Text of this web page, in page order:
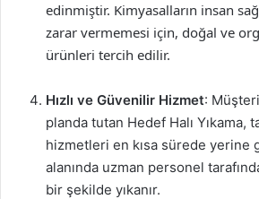
edinmiştir. Kimyasalların insan
zarar vermemesi için, doğal ve
ürünleri tercih edilir.
Hızlı ve Güvenilir Hizmet:
planda tutan Hedef Halı Yıkama,
hizmetleri en kısa sürede yerine
alanında uzman personel
bir şekilde yıkanır.